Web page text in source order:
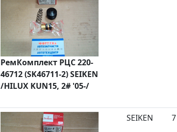
РемКомплект РЦС 220-
46712 (SK46711-2) SEIKEN
/HILUX KUN15, 2# '05-/
SEIKEN 7